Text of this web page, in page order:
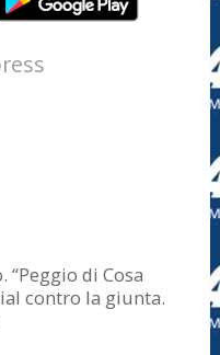
“Peggio di Cosa
contro la giunta.